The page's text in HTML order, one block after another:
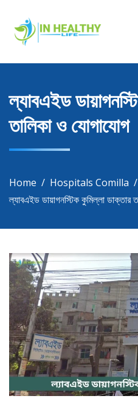
content
In Healthy Life
In Healthy Life, Healthy
Doctor Listing
ল্যাবএইড
তালিকা ও যোগাযোগ
Home
Hospitals Comilla
ল্যাবএইড ডায়াগনস্টিক কুমিল্লা ডাক্তার